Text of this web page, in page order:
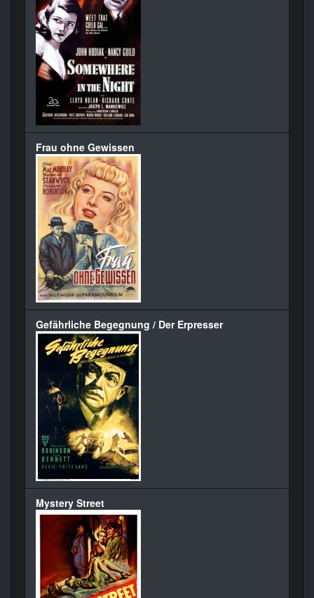
Frau ohne Gewissen
Gefährliche Begegnung / Der Erpresser
Mystery Street